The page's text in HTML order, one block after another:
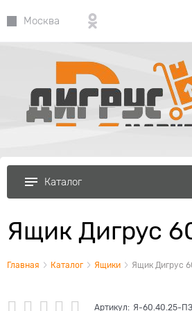
Москва
Каталог
Ящик Дигрус
Главная Каталог Ящики Ящик Дигрус
Артикул: Я-60.40.25-